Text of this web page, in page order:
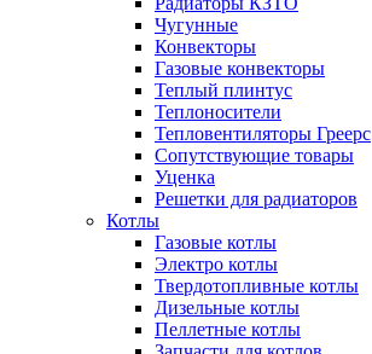
Чугунные
Конвекторы
Газовые конвекторы
Теплый плинтус
Теплоносители
Тепловентиляторы Греерс
Сопутствующие товары
Уценка
Решетки для радиаторов
Котлы
Газовые котлы
Электро котлы
Твердотопливные котлы
Дизельные котлы
Пеллетные котлы